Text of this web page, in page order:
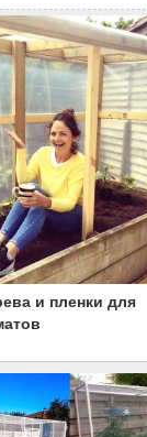
и пленки для